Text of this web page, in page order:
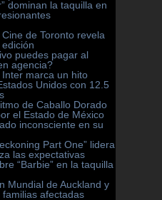
dominan la taquilla en
de Toronto revela
puedes pagar al
agencia?
marca un hito
Unidos con 12.5
de Caballo Dorado
el Estado de México
inconsciente en su
Part One” lidera
las expectativas
“Barbie” en la taquilla
Mundial de Auckland y
afectadas